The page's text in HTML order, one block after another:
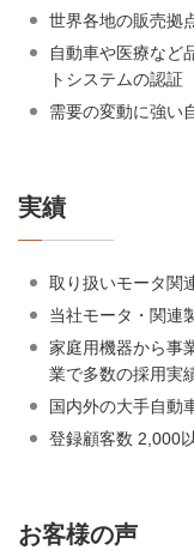
世界各地の販売拠
自動車や医療など
トシステムの認証
需要の変動に強い
実績
取り扱いモータ関
当社モータ・関連
家庭用機器から事
業で多数の採用実
国内外の大手自動
登録顧客数 2,000
お客様の声